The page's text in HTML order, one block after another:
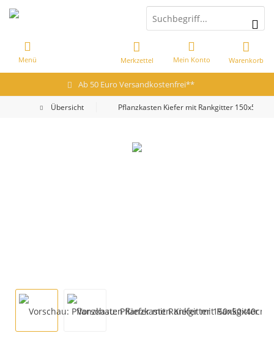
Ab 50 Euro Versandkostenfrei**
Warenkorb
Merkzettel Mein Konto
Menü
Übersicht Pflanzkasten Kiefer mit Rankgitter